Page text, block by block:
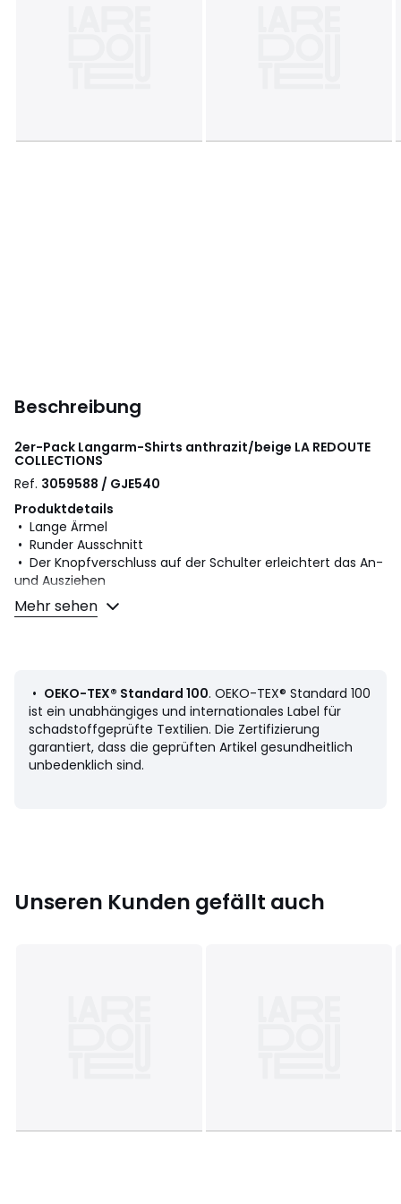
Beschreibung
2er-Pack Langarm-Shirts anthrazit/beige LA REDOUTE
COLLECTIONS
Ref. 3059588 / GJE540
Produktdetails
• Lange Ärmel
• Runder Ausschnitt
• Der Knopfverschluss auf der Schulter erleichtert das An-
und Ausziehen
• Kängurutasche mit Weblabel
• Waffelpikee
• Maschinenwäsche max. 30°C im Schonwaschgang
• Bügeln bei niedriger Temperatur / Nicht bleichen
• Nicht trocknergeeignet
• Nicht chemisch reinigen
Mehr sehen
• OEKO-TEX® Standard 100. OEKO-TEX® Standard 100
ist ein unabhängiges und internationales Label für
schadstoffgeprüfte Textilien. Die Zertifizierung
garantiert, dass die geprüften Artikel gesundheitlich
unbedenklich sind.
Unseren Kunden gefällt auch